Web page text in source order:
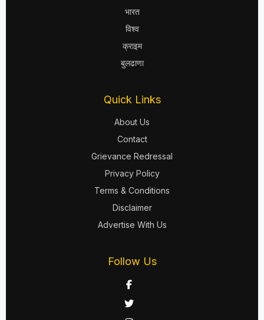
भारत
विश्व
क्राइम
बुलढाणा
Quick Links
About Us
Contact
Grievance Redressal
Privacy Policy
Terms & Conditions
Disclaimer
Advertise With Us
Follow Us